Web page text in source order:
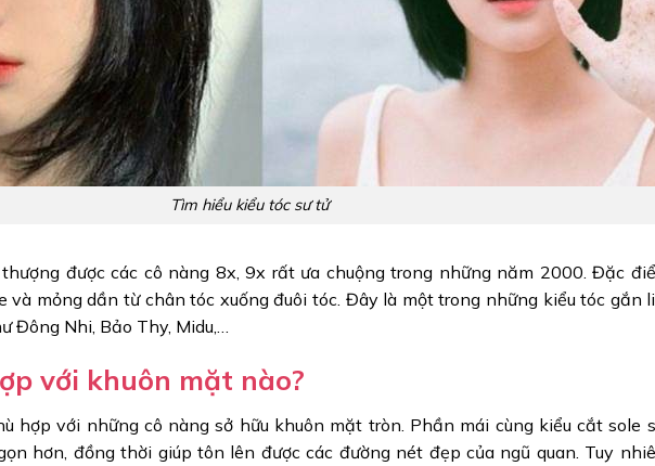
Tìm hiểu kiểu tóc sư tử
được các cô nàng 8x, 9x rất ưa chuộng trong những năm 2000. Đặc
và mỏng dần từ chân tóc xuống đuôi tóc. Đây là một trong những kiểu tóc gắn
Đông Nhi, Bảo Thy, Midu,…
với khuôn mặt nào?
hợp với những cô nàng sở hữu khuôn mặt tròn. Phần mái cùng kiểu cắt sole
hơn, đồng thời giúp tôn lên được các đường nét đẹp của ngũ quan. Tuy